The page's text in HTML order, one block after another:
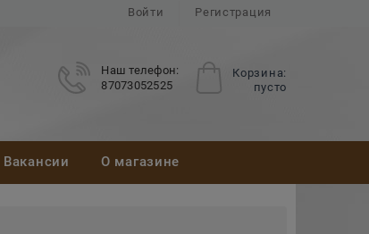
Войти Регистрация
Корзина:
пусто
Наш телефон:
87073052525
Вакансии О магазине